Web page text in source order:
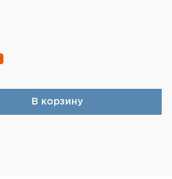
В корзину